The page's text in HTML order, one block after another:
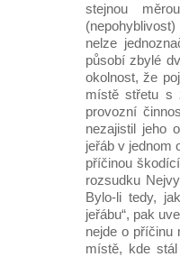
stejnou
nelze
působí zbylé
okolnost, že
místě střetu s
provozní
nezajistil jeho
jeřáb v jednom
příčinou
rozsudku
Bylo-li tedy,
jeřábu“, pak
nejde o příčinu
místě, kde